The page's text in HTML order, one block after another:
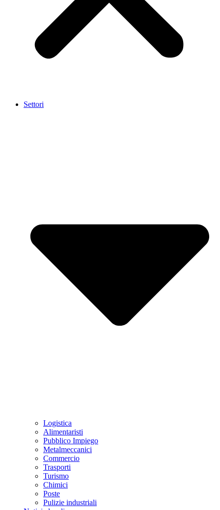
Settori
Logistica
Alimentaristi
Pubblico Impiego
Metalmeccanici
Commercio
Trasporti
Turismo
Chimici
Poste
Pulizie industriali